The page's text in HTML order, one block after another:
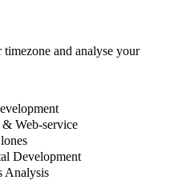
and analyse your
Web-service
Development
Analysis